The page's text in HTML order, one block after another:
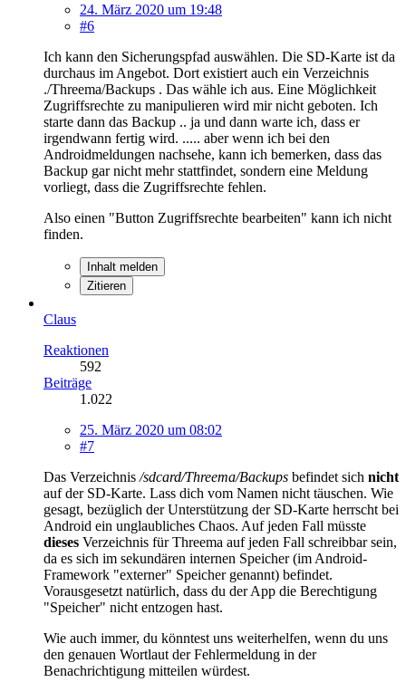
24. März 2020 um 19:48
#6
Ich kann den Sicherungspfad auswählen. Die SD-Karte ist da
durchaus im Angebot. Dort existiert auch ein Verzeichnis
./Threema/Backups . Das wähle ich aus. Eine Möglichkeit
Zugriffsrechte zu manipulieren wird mir nicht geboten. Ich
starte dann das Backup .. ja und dann warte ich, dass er
irgendwann fertig wird. ..... aber wenn ich bei den
Androidmeldungen nachsehe, kann ich bemerken, dass das
Backup gar nicht mehr stattfindet, sondern eine Meldung
vorliegt, dass die Zugriffsrechte fehlen.
Also einen "Button Zugriffsrechte bearbeiten" kann ich nicht
finden.
Inhalt melden
Zitieren
Claus
Reaktionen
592
Beiträge
1.022
25. März 2020 um 08:02
#7
Das Verzeichnis /sdcard/Threema/Backups befindet sich nicht
auf der SD-Karte. Lass dich vom Namen nicht täuschen. Wie
gesagt, bezüglich der Unterstützung der SD-Karte herrscht bei
Android ein unglaubliches Chaos. Auf jeden Fall müsste
dieses Verzeichnis für Threema auf jeden Fall schreibbar sein,
da es sich im sekundären internen Speicher (im Android-
Framework "externer" Speicher genannt) befindet.
Vorausgesetzt natürlich, dass du der App die Berechtigung
"Speicher" nicht entzogen hast.
Wie auch immer, du könntest uns weiterhelfen, wenn du uns
den genauen Wortlaut der Fehlermeldung in der
Benachrichtigung mitteilen würdest.